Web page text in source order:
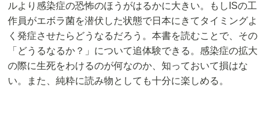
ルより感染症の恐怖のほうがはるかに大きい。もしISの工
作員がエボラ菌を潜伏した状態で日本にきてタイミングよ
く発症させたらどうなるだろう。本書を読むことで、その
「どうるなるか？」について追体験できる。感染症の拡大
の際に生死をわけるのが何なのか、知っておいて損はな
い。また、純粋に読み物としても十分に楽しめる。